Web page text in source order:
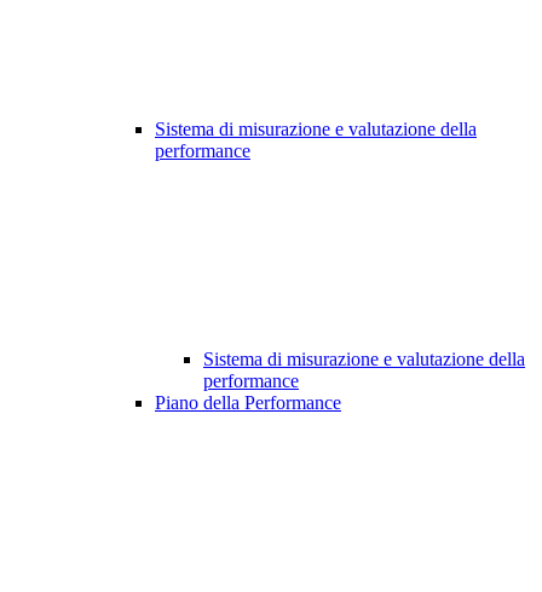
Sistema di misurazione e valutazione della
performance
Sistema di misurazione e valutazione della
performance
Piano della Performance